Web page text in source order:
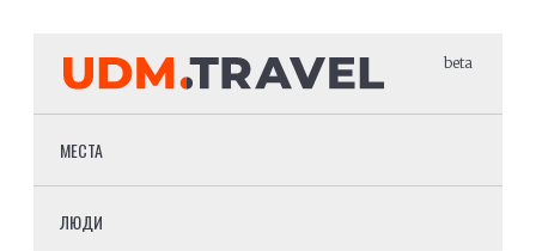
beta
МЕСТА
ЛЮДИ